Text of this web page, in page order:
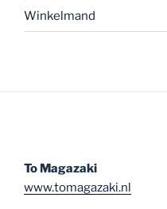
Winkelmand
To Magazaki
www.tomagazaki.nl